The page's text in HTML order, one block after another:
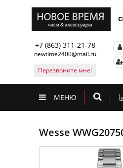
+7 (863) 311-21-78
newtime2400@mail.ru
Перезвоните мне!
МЕНЮ
Wesse